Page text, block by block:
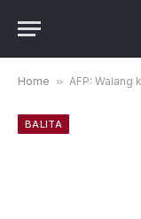
Home » AFP: Walang
BALITA